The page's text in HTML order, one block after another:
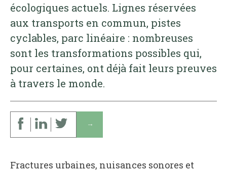
écologiques actuels. Lignes réservées
aux transports en commun, pistes
cyclables, parc linéaire : nombreuses
sont les transformations possibles qui,
pour certaines, ont déjà fait leurs preuves
à travers le monde.
↓
Fractures urbaines, nuisances sonores et